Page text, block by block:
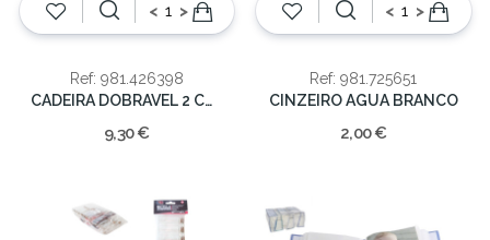
< >
Ref: 981.426398
CADEIRA DOBRAVEL 2 CORES 35X38CM
9,30 €
< >
Ref: 981.725651
CINZEIRO AGUA BRANCO
2,00 €